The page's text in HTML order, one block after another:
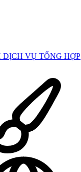
VỤ TỔNG HỢP